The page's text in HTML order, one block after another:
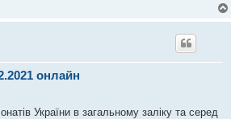
онлайн
України в загальному заліку та серед